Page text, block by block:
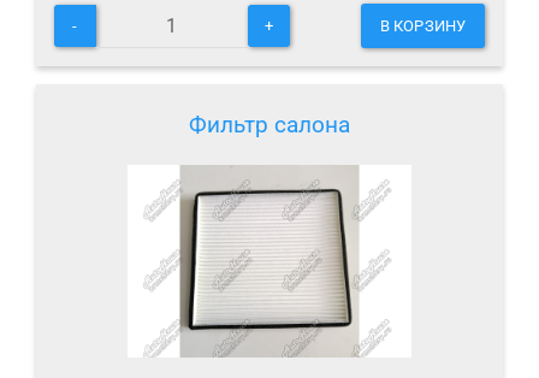
- + В КОРЗИНУ
Фильтр салона